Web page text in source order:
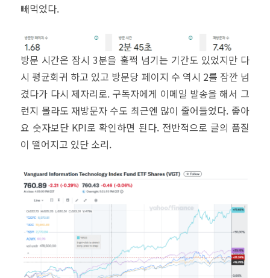
빼먹었다.
방문 시간은 잠시 3분을 훌쩍 넘기는 기간도 있었지만 다
시 평균회귀 하고 있고 방문당 페이지 수 역시 2를 잠깐 넘
겼다가 다시 제자리로. 구독자에게 이메일 발송을 해서 그
런지 몰라도 재방문자 수도 최근엔 많이 줄어들었다. 좋아
요 숫자보단 KPI로 확인하면 된다. 전반적으로 글의 품질
이 떨어지고 있단 소리.